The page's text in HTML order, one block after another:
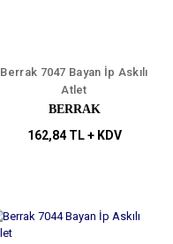
Berrak 7047 Bayan İp Askılı
Atlet
BERRAK
162,84 TL + KDV